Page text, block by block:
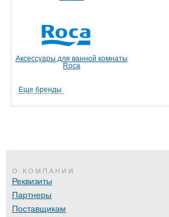
Аксессуары для ванной комнаты
Roca
Еще бренды
О КОМПАНИИ
Реквизиты
Партнеры
Поставщикам